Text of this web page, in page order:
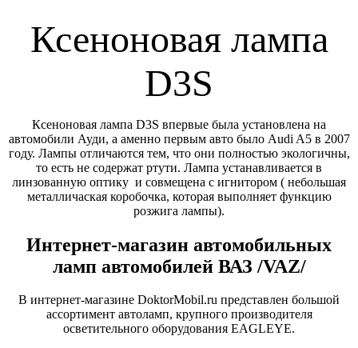
Ксеноновая лампа
D3S
Ксеноновая лампа D3S впервые была установлена на
автомобили Ауди, а аменно первым авто было Audi A5 в 2007
году. Лампы отличаются тем, что они полностью экологичны,
то есть не содержат ртути. Лампа устанавливается в
линзованную оптику и совмещена с игнитором ( небольшая
металличаская коробочка, которая выполняет функцию
розжига лампы).
Интернет-магазин автомобильных
ламп автомобилей ВАЗ /VAZ/
В интернет-магазине DoktorMobil.ru представлен большой
ассортимент автоламп, крупного производителя
осветительного оборудования EAGLEYE.